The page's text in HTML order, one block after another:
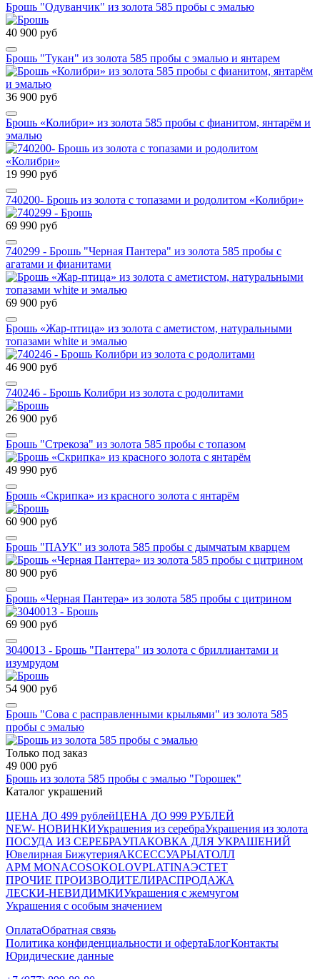
Брошь "Одуванчик" из золота 585 пробы с эмалью
40 900 руб
Брошь "Тукан" из золота 585 пробы с эмалью и янтарем
36 900 руб
Брошь «Колибри» из золота 585 пробы с фианитом, янтарём и
эмалью
19 990 руб
740200- Брошь из золота с топазами и родолитом «Колибри»
69 990 руб
740299 - Брошь "Черная Пантера" из золота 585 пробы с
агатами и фианитами
69 900 руб
Брошь «Жар-птица» из золота с аметистом, натуральными
топазами white и эмалью
46 900 руб
740246 - Брошь Колибри из золота с родолитами
26 900 руб
Брошь "Стрекоза" из золота 585 пробы с топазом
49 990 руб
Брошь «Скрипка» из красного золота с янтарём
60 900 руб
Брошь "ПАУК" из золота 585 пробы с дымчатым кварцем
80 900 руб
Брошь «Черная Пантера» из золота 585 пробы с цитрином
69 900 руб
3040013 - Брошь "Пантера" из золота с бриллиантами и
изумрудом
54 900 руб
Брошь "Сова с расправленными крыльями" из золота 585
пробы с эмалью
Только под заказ
49 000 руб
Брошь из золота 585 пробы с эмалью "Горошек"
Каталог украшений
ЦЕНА ДО 499 рублейЦЕНА ДО 999 РУБЛЕЙ
NEW- НОВИНКИУкрашения из серебраУкрашения из золота
ПОСУДА ИЗ СЕРЕБРАУПАКОВКА ДЛЯ УКРАШЕНИЙ
Ювелирная БижутерияАКСЕССУАРЫАТОЛЛ
APM MONACOSOKOLOVPLATINAЭСТЕТ
ПРОЧИЕ ПРОИЗВОДИТЕЛИРАСПРОДАЖА
ЛЕСКИ-НЕВИДИМКИУкрашения с жемчугом
Украшения с особым значением
ОплатаОбратная связь
Политика конфиденциальности и офертаБлогКонтакты
Юридические данные